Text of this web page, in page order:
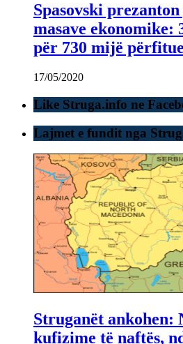
Spasovski
masave ekonomike:
për 730 mijë
17/05/2020
Like Struga.info ne
Lajmet e fundit nga
Struganët ankohen:
kufizime të naftës,